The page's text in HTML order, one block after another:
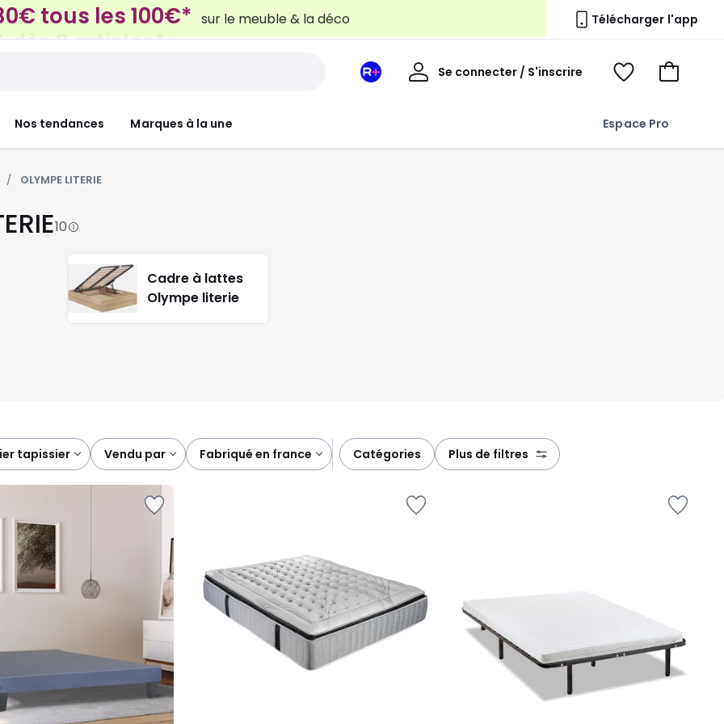
dès 2 articles* sur le linge de maison et la literie Télécharger l'app
Nos tendances Marques à la une Espace Pro
Mon
Se connecter / S'inscrire
Mon
Voir
Voir
OLYMPE LITERIE
10
Cadre à lattes
Olympe literie
tapissier vendu par fabriqué en france catégories plus de filtres